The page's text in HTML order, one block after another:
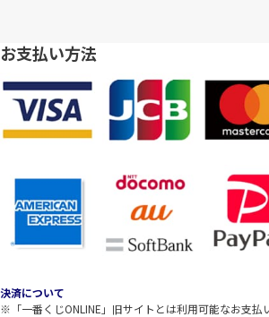
お支払い方法
決済について
※「一番くじONLINE」旧サイトとは利用可能なお支払